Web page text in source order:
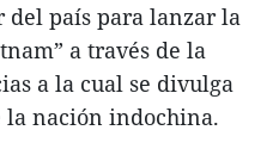
del país para lanzar la
a través de la
a la cual se divulga
nación indochina.